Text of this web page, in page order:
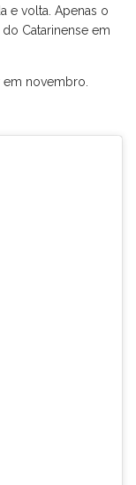
e volta. Apenas o
Catarinense em
em novembro.